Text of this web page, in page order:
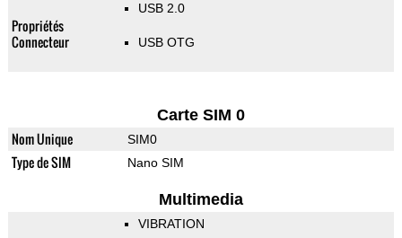
Propriétés
Connecteur
USB 2.0
USB OTG
Carte SIM 0
Nom Unique SIM0
Type de SIM Nano SIM
Multimedia
VIBRATION